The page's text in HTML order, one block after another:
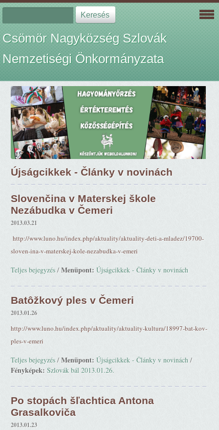
Csömör Nagyközség Szlovák
Nemzetiségi Önkormányzata
Újságcikkek - Články v novinách
Slovenčina v Materskej škole
Nezábudka v Čemeri
2013.03.21
http://www.luno.hu/index.php/aktuality/aktuality-deti-a-mladez/19700-
sloven-ina-v-materskej-kole-nezabudka-v-emeri
Teljes bejegyzés /Menüpont: Újságcikkek - Články v novinách
Batôžkový ples v Čemeri
2013.01.26
http://www.luno.hu/index.php/aktuality/aktuality-kultura/18997-bat-kov-
ples-v-emeri
Teljes bejegyzés /Menüpont: Újságcikkek - Články v novinách /
Fényképek: Szlovák bál 2013.01.26.
Po stopách šľachtica Antona
Grasalkoviča
2013.01.23